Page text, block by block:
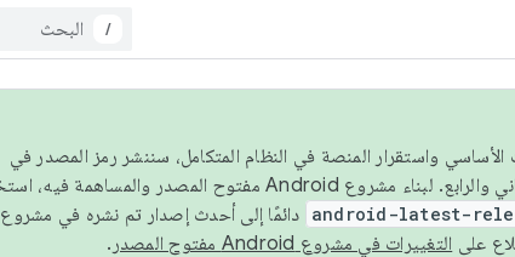
/
الثابت الأساسي واستقرار المنصة في النظام المتكامل، سننشر رمز المصدر في
android-latest- دائمًا إلى أحدث إصدار تم نشره في مشروع
التغييرات في مشروع Android مفتوح المصدر .